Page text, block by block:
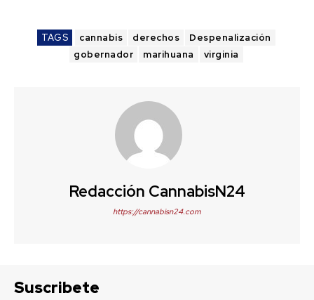
TAGS cannabis derechos
Despenalización
gobernador
marihuana virginia
Redacción CannabisN24
https://cannabisn24.com
Suscribete